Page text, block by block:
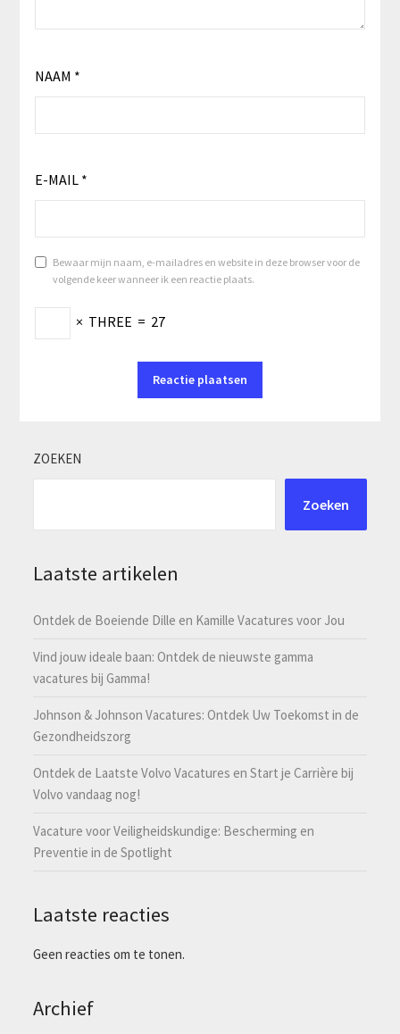
NAAM *
E-MAIL *
Bewaar mijn naam, e-mailadres en website in deze browser voor de
volgende keer wanneer ik een reactie plaats.
× THREE = 27
ZOEKEN
Zoeken
Laatste artikelen
Ontdek de Boeiende Dille en Kamille Vacatures voor Jou
Vind jouw ideale baan: Ontdek de nieuwste gamma
vacatures bij Gamma!
Johnson & Johnson Vacatures: Ontdek Uw Toekomst in de
Gezondheidszorg
Ontdek de Laatste Volvo Vacatures en Start je Carrière bij
Volvo vandaag nog!
Vacature voor Veiligheidskundige: Bescherming en
Preventie in de Spotlight
Laatste reacties
Geen reacties om te tonen.
Archief